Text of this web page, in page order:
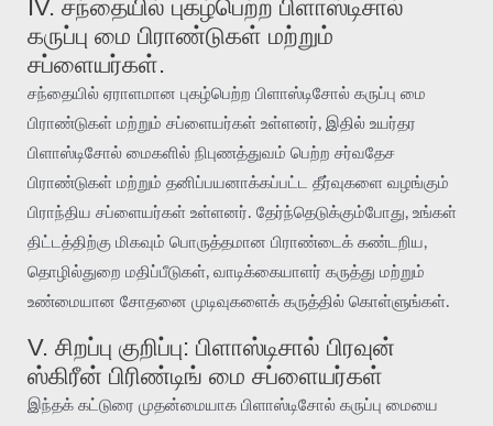
IV. சந்தையில் புகழ்பெற்ற பிளாஸ்டிசால்
கருப்பு மை பிராண்டுகள் மற்றும்
சப்ளையர்கள்.
சந்தையில் ஏராளமான புகழ்பெற்ற பிளாஸ்டிசோல் கருப்பு மை
பிராண்டுகள் மற்றும் சப்ளையர்கள் உள்ளனர், இதில் உயர்தர
பிளாஸ்டிசோல் மைகளில் நிபுணத்துவம் பெற்ற சர்வதேச
பிராண்டுகள் மற்றும் தனிப்பயனாக்கப்பட்ட தீர்வுகளை வழங்கும்
பிராந்திய சப்ளையர்கள் உள்ளனர். தேர்ந்தெடுக்கும்போது, உங்கள்
திட்டத்திற்கு மிகவும் பொருத்தமான பிராண்டைக் கண்டறிய,
தொழில்துறை மதிப்பீடுகள், வாடிக்கையாளர் கருத்து மற்றும்
உண்மையான சோதனை முடிவுகளைக் கருத்தில் கொள்ளுங்கள்.
V. சிறப்பு குறிப்பு: பிளாஸ்டிசால் பிரவுன்
ஸ்கிரீன் பிரிண்டிங் மை சப்ளையர்கள்
இந்தக் கட்டுரை முதன்மையாக பிளாஸ்டிசோல் கருப்பு மையை